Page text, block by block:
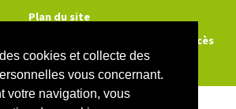
cookies et collecte des
vous concernant.
votre navigation, vous
Plan du site
Accès
réservé